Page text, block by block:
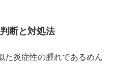
断と対処法
た炎症性の腫れであるめん